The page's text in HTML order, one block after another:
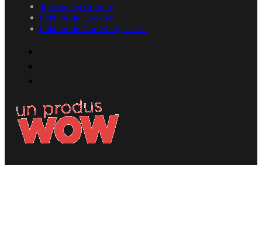
Termene și Condiții
Politica de Cookies
Politica de Confidențialitate